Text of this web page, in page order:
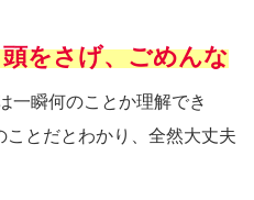
をさげ、ごめんな
一瞬何のことか理解でき
とだとわかり、全然大丈夫